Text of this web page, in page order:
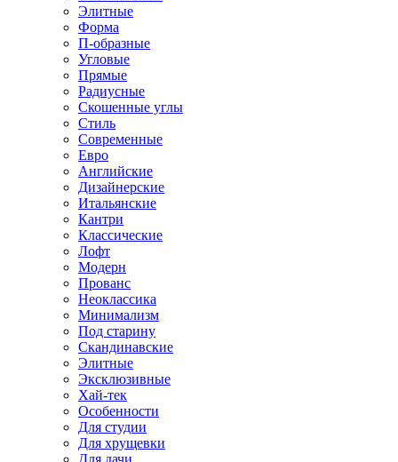
Элитные
Форма
П-образные
Угловые
Прямые
Радиусные
Скошенные углы
Стиль
Современные
Евро
Английские
Дизайнерские
Итальянские
Кантри
Классические
Лофт
Модерн
Прованс
Неоклассика
Минимализм
Под старину
Скандинавские
Элитные
Эксклюзивные
Хай-тек
Особенности
Для студии
Для хрущевки
Для дачи